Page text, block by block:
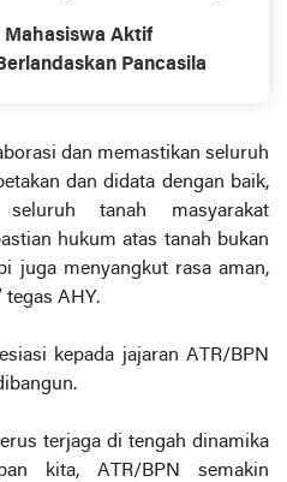
Mahasiswa Aktif
Pancasila
dan memastikan seluruh
dan didata dengan baik,
tanah masyarakat
hukum atas tanah bukan
juga menyangkut rasa aman,
tegas AHY.
kepada jajaran ATR/BPN
terjaga di tengah dinamika
kita, ATR/BPN semakin